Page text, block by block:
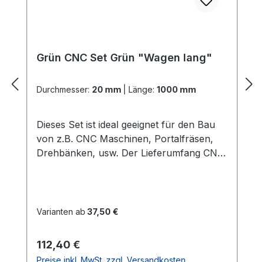
Grün CNC Set Grün "Wagen lang"
Durchmesser: 20 mm Länge: 1000 mm
Dieses Set ist ideal geeignet für den Bau
von z.B. CNC Maschinen, Portalfräsen,
Drehbänken, usw. Der Lieferumfang CNC
60 HRC 2x ALU -
(dieses ist die stabilere
Varianten ab 37,50 €
Regulärer Preis:
112,40 €
Preise inkl. MwSt. zzgl. Versandkosten